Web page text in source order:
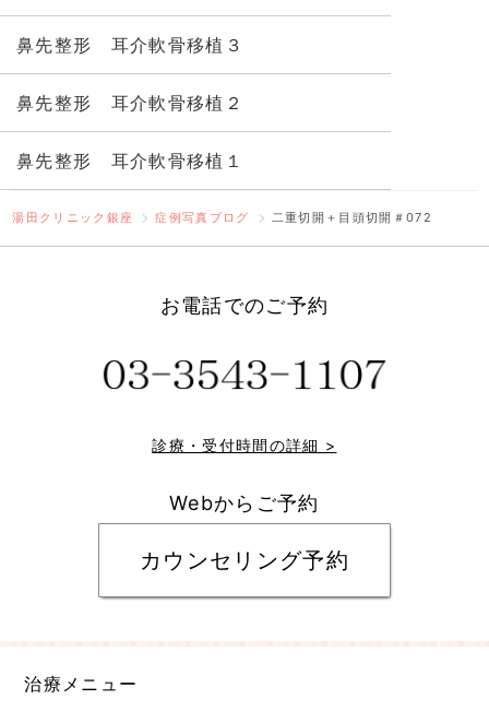
鼻先整形 耳介軟骨移植３
鼻先整形 耳介軟骨移植２
鼻先整形 耳介軟骨移植１
湯田クリニック銀座 症例写真ブログ 二重切開＋目頭切開＃072
お電話でのご予約
診療・受付時間の詳細 >
Webからご予約
カウンセリング予約
治療メニュー